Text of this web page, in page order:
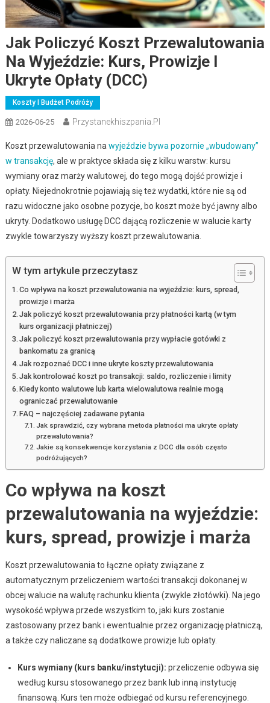
Jak Policzyć Koszt Przewalutowania
Na Wyjeździe: Kurs, Prowizje I
Ukryte Opłaty (DCC)
Koszty I Budżet Podróży
2026-06-25 Przystanekhiszpania.pl
Koszt przewalutowania na wyjeździe bywa pozornie „wbudowany”
w transakcję, ale w praktyce składa się z kilku warstw: kursu
wymiany oraz marży walutowej, do tego mogą dojść prowizje i
opłaty. Niejednokrotnie pojawiają się też wydatki, które nie są od
razu widoczne jako osobne pozycje, bo koszt może być jawny albo
ukryty. Dodatkowo usługę DCC dającą rozliczenie w walucie karty
zwykle towarzyszy wyższy koszt przewalutowania.
W tym artykule przeczytasz
Co wpływa na koszt przewalutowania na wyjeździe: kurs, spread,
prowizje i marża
Jak policzyć koszt przewalutowania przy płatności kartą (w tym
kurs organizacji płatniczej)
Jak policzyć koszt przewalutowania przy wypłacie gotówki z
bankomatu za granicą
Jak rozpoznać DCC i inne ukryte koszty przewalutowania
Jak kontrolować koszt po transakcji: saldo, rozliczenie i limity
Kiedy konto walutowe lub karta wielowalutowa realnie mogą
ograniczać przewalutowanie
FAQ – najczęściej zadawane pytania
Jak sprawdzić, czy wybrana metoda płatności ma ukryte opłaty
przewalutowania?
Jakie są konsekwencje korzystania z DCC dla osób często
podróżujących?
Co wpływa na koszt
przewalutowania na wyjeździe:
kurs, spread, prowizje i marża
Koszt przewalutowania to łączne opłaty związane z
automatycznym przeliczeniem wartości transakcji dokonanej w
obcej walucie na walutę rachunku klienta (zwykle złotówki). Na jego
wysokość wpływa przede wszystkim to, jaki kurs zostanie
zastosowany przez bank i ewentualnie przez organizację płatniczą,
a także czy naliczane są dodatkowe prowizje lub opłaty.
Kurs wymiany (kurs banku/instytucji): przeliczenie odbywa się
według kursu stosowanego przez bank lub inną instytucję
finansową. Kurs ten może odbiegać od kursu referencyjnego.